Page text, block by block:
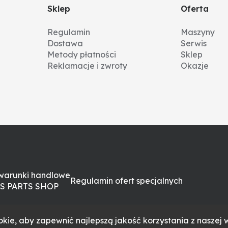
aby zapewnić najlepszą jakość korzystania z naszej
Jest to element kluczowy dla bezpiecznej i wydajnej
młócenie, wibracje, a nawet uszkodzenie
Sklep
Regulamin
Dostawa
Metody płatności
Reklamacje i zwroty
Oferta
Maszyny
Serwis
Sklep
Okazje
handlowe
PARTS SHOP
Regulamin ofert specjalnych